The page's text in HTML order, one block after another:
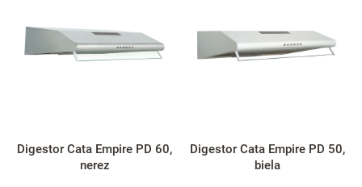
Digestor Cata Empire PD 60,
nerez
Digestor Cata Empire PD 50,
biela